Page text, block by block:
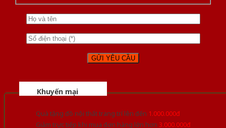
Khuyến mại
Quà tặng đồ nội thất trang trí lên đến 1.000.000đ
Giảm trực tiếp khi mua đơn hàng lớn hơn 3.000.000đ